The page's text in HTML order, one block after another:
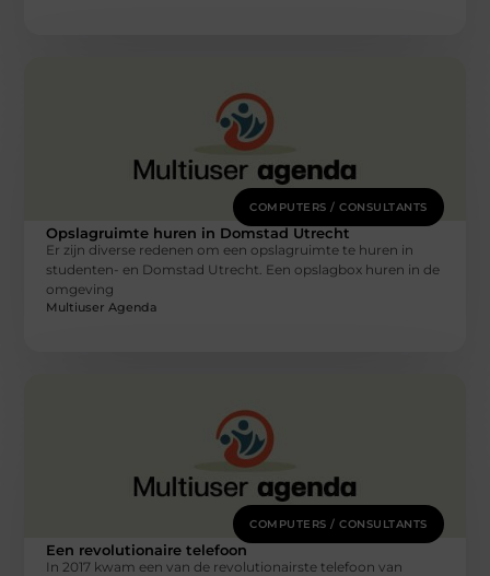
COMPUTERS / CONSULTANTS
Opslagruimte huren in Domstad Utrecht
Er zijn diverse redenen om een opslagruimte te huren in
studenten- en Domstad Utrecht. Een opslagbox huren in de
omgeving
Multiuser Agenda
COMPUTERS / CONSULTANTS
Een revolutionaire telefoon
In 2017 kwam een van de revolutionairste telefoon van